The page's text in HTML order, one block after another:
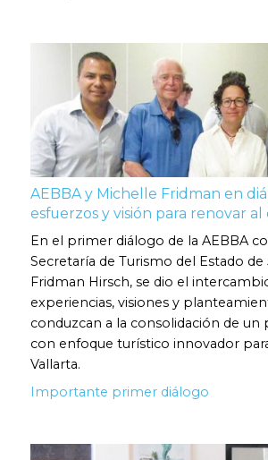
AEBBA y Michelle Fridman en
esfuerzos y visión para renovar al
En el primer diálogo de la AEBBA
Secretaría de Turismo del Estado de
Fridman Hirsch, se dio el
experiencias, visiones y
conduzcan a la consolidación de un
con enfoque turístico innovador
Vallarta.
Importante primer diálogo